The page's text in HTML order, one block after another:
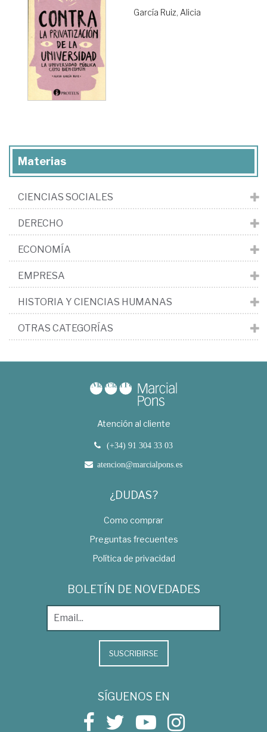
García Ruiz, Alicia
Materias
CIENCIAS SOCIALES
DERECHO
ECONOMÍA
EMPRESA
HISTORIA Y CIENCIAS HUMANAS
OTRAS CATEGORÍAS
Atención al cliente
(+34) 91 304 33 03
atencion@marcialpons.es
¿DUDAS?
Como comprar
Preguntas frecuentes
Política de privacidad
BOLETÍN DE NOVEDADES
SUSCRIBIRSE
SÍGUENOS EN